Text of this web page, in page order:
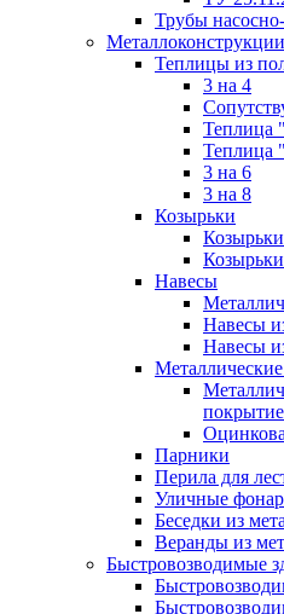
Трубы
Теплицы из
3 на 4
Теплица
Теплица
3 на 6
3 на 8
Козырьки
Навесы
Навесы
Навесы
Парники
Перила для
Уличные
Беседки из
Веранды из
Быстровозводимые